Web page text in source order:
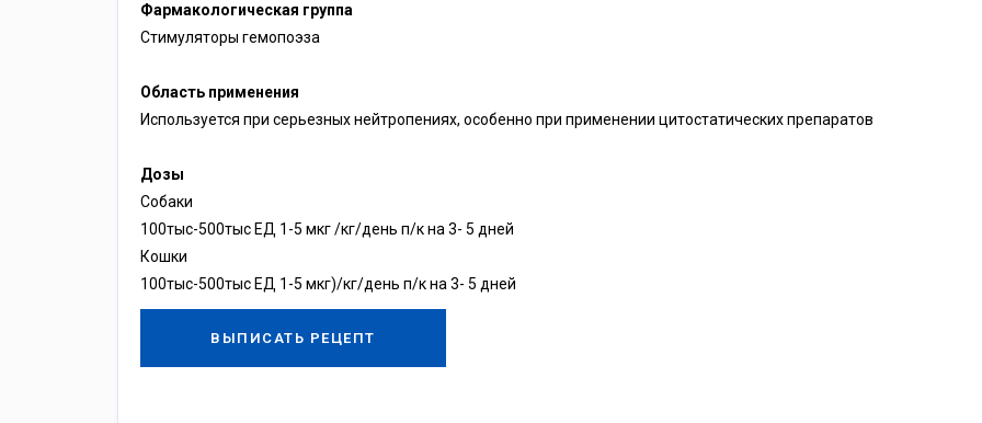
Фармакологическая группа
Стимуляторы гемопоэза
Область применения
Используется при серьезных нейтропениях, особенно при применении цитостатических препаратов
Дозы
Собаки
100тыс-500тыс ЕД 1-5 мкг /кг/день п/к на 3- 5 дней
Кошки
100тыс-500тыс ЕД 1-5 мкг)/кг/день п/к на 3- 5 дней
ВЫПИСАТЬ РЕЦЕПТ